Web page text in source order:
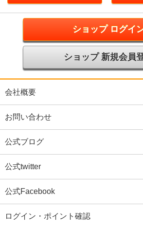
ショップ ログイ
ショップ 新規会員
会社概要
お問い合わせ
公式ブログ
公式twitter
公式Facebook
ログイン・ポイント確認